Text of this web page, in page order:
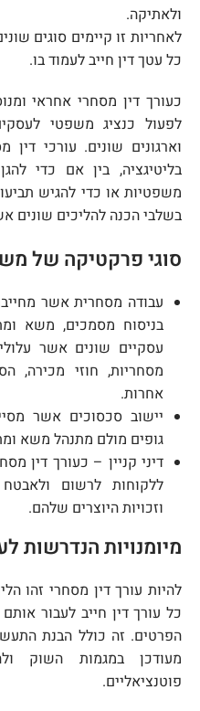
ולאתיקה.
לאחריות זו קיימים סוגים
כל עטך דין חייב לעמוד בו.
כעורך דין מסחרי אחראי
לפעול כנציג משפטי
וארגונים שונים. עורכי
בליטיגציה, בין אם כדי
משפטיות או כדי להגיש
בשלבי הכנה להליכים שונים
סוגי פרקטיקה של
עבודה מסחרית אשר
בניסוח מסמכים, משא
עסקיים שונים אשר
מסחריות, חוזי מכירה,
אחרות.
יישוב סכסוכים אשר
גופים מולם מתנהל משא
דיני קניין – כעורך דין
ללקוחות לרשום
וזכויות היוצרים שלהם.
מיומנויות הנדרשות
להיות עורך דין מסחרי זהו
כל עורך דין חייב לעבור
הפרטים. זה כולל הבנת
מעודכן במגמות השוק
פוטנציאליים.